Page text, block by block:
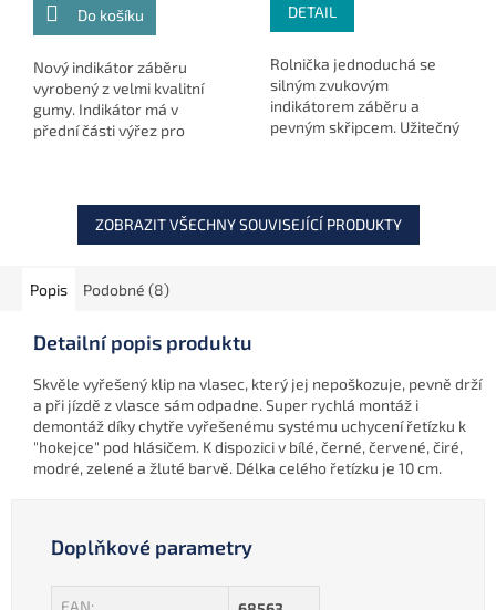
Do košíku
Nový indikátor záběru
vyrobený z velmi kvalitní
gumy. Indikátor má v
přední části výřez pro
DETAIL
Rolnička jednoduchá se
silným zvukovým
indikátorem záběru a
pevným skřipcem. Užitečný
ZOBRAZIT VŠECHNY SOUVISEJÍCÍ PRODUKTY
Popis Podobné (8)
Detailní popis produktu
Skvěle vyřešený klip na vlasec, který jej nepoškozuje, pevně drží
a při jízdě z vlasce sám odpadne. Super rychlá montáž i
demontáž díky chytře vyřešenému systému uchycení řetízku k
"hokejce" pod hlásičem. K dispozici v bílé, černé, červené, čiré,
modré, zelené a žluté barvě. Délka celého řetízku je 10 cm.
Doplňkové parametry
EAN: